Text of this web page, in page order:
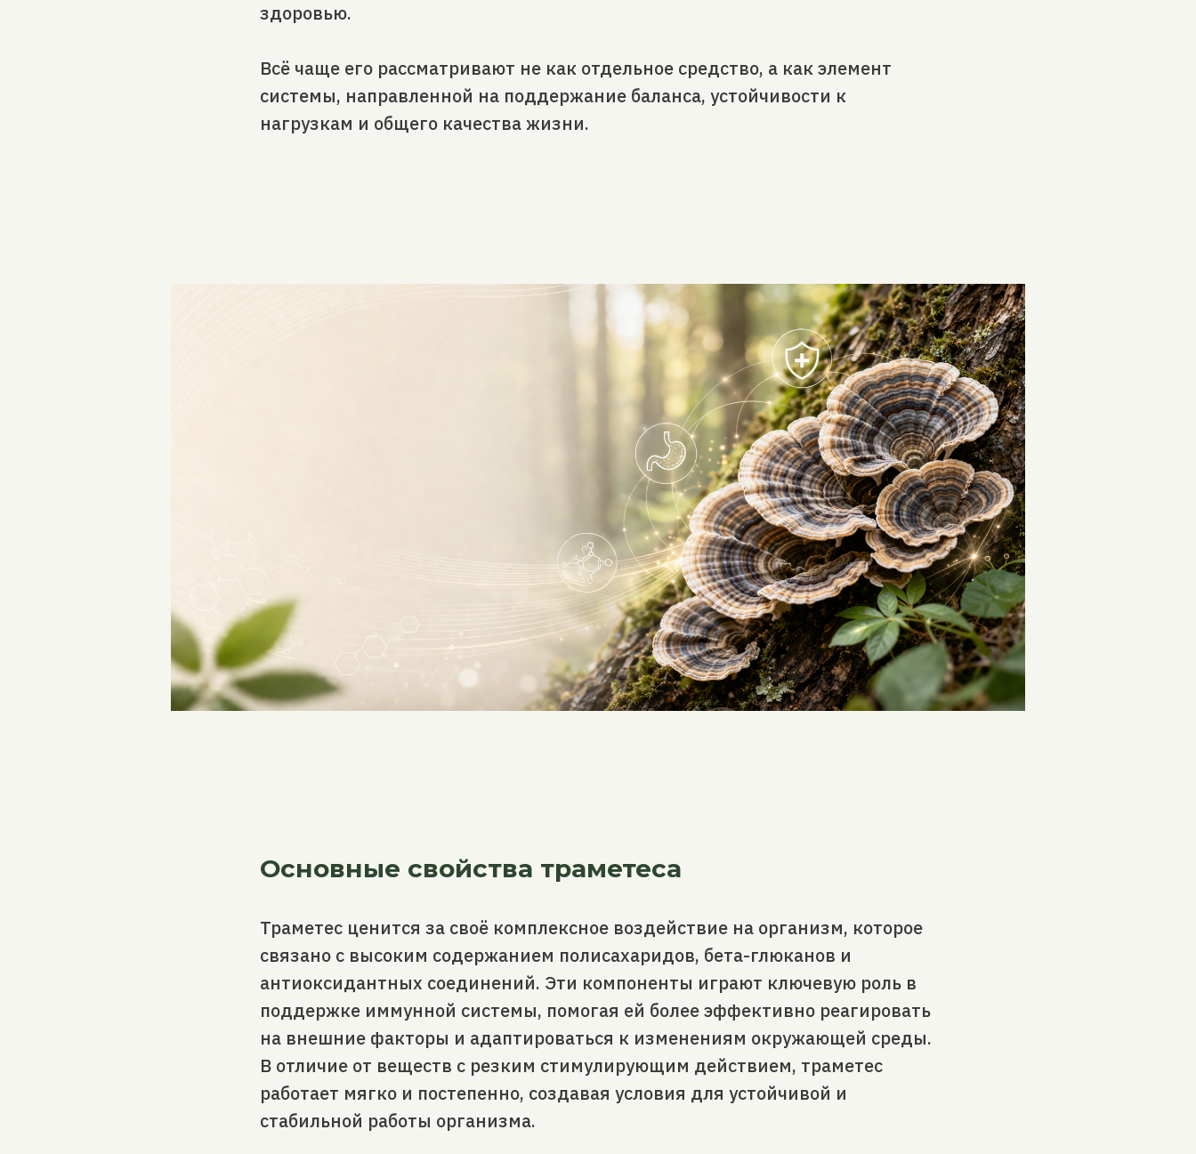
здоровью.
Всё чаще его рассматривают не как отдельное средство, а как элемент
системы, направленной на поддержание баланса, устойчивости к
нагрузкам и общего качества жизни.
Основные свойства траметеса
Траметес ценится за своё комплексное воздействие на организм, которое
связано с высоким содержанием полисахаридов, бета-глюканов и
антиоксидантных соединений. Эти компоненты играют ключевую роль в
поддержке иммунной системы, помогая ей более эффективно реагировать
на внешние факторы и адаптироваться к изменениям окружающей среды.
В отличие от веществ с резким стимулирующим действием, траметес
работает мягко и постепенно, создавая условия для устойчивой и
стабильной работы организма.